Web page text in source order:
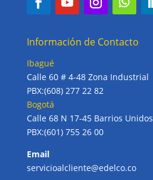
Información de Contacto
Ibagué
Calle 60 # 4-48 Zona Industrial
PBX:(608) 277 22 82
Bogotá
Calle 68 N 17-45 Barrios Unidos
PBX:(601) 755 26 00
Email
servicioalcliente@edelco.co